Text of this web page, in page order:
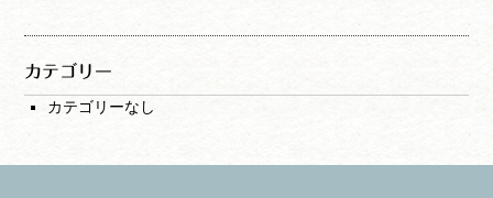
カテゴリー
カテゴリーなし